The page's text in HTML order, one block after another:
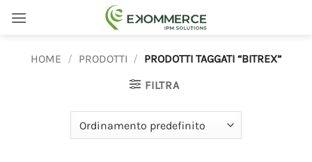
HOME / PRODOTTI / PRODOTTI TAGGATI “BITREX”
FILTRA